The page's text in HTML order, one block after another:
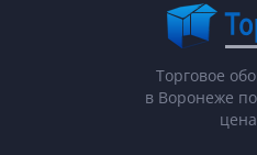
Торговое
в Воронеже